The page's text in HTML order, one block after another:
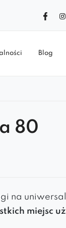
Blog
80
na
miejsc